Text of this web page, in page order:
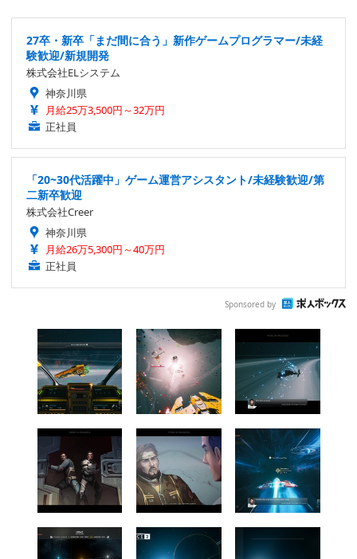
27卒・新卒「まだ間に合う」新作ゲームプログラマー/未経
験歓迎/新規開発
株式会社ELシステム
神奈川県
月給25万3,500円～32万円
正社員
「20~30代活躍中」ゲーム運営アシスタント/未経験歓迎/第
二新卒歓迎
株式会社Creer
神奈川県
月給26万5,300円～40万円
正社員
Sponsored by